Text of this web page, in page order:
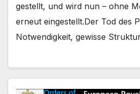
gestellt, und wird nun – ohne
erneut eingestellt.Der Tod des
Notwendigkeit, gewisse